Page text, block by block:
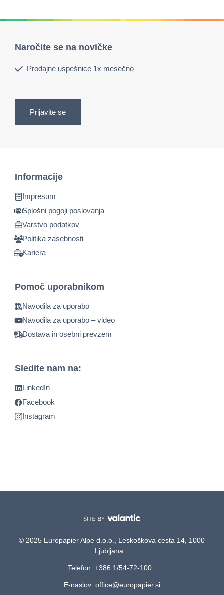
Naročite se na novičke
Prodajne uspešnice 1x mesečno
Prijavite se
Informacije
Impresum
Splošni pogoji poslovanja
Varstvo podatkov
Politika zasebnosti
Kariera
Pomoč uporabnikom
Navodila za uporabo
Navodila za uporabo – video
Dostava in osebni prevzem
Sledite nam na:
LinkedIn
Facebook
Instagram
© 2025 Europapier Alpe d.o.o., Leskoškova cesta 14, 1000
Ljubljana
Telefon: +386 1/54-72-100
E-naslov: office@europapier.si